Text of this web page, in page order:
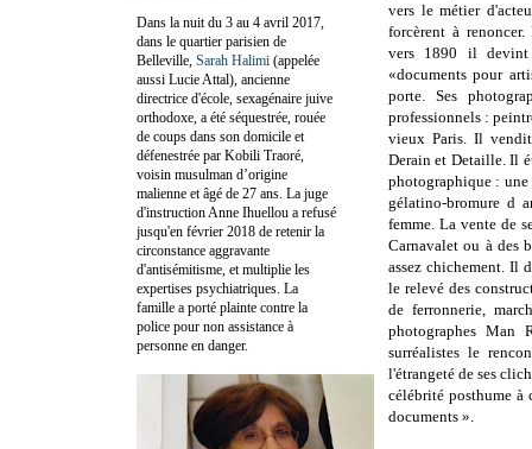
vers le métier
forcèrent à
vers 1890 il devint
«documents pour
porte. Ses
professionnels :
vieux Paris. Il
Derain et Detaille. Il
photographique : une
gélatino-bromure d
femme. La vente de
Carnavalet ou à des
assez chichement. Il
le relevé des
de ferronnerie,
photographes Man
surréalistes le
l'étrangeté de ses
célébrité posthume à
documents ».
Dans la nuit du 3 au 4 avril 2017,
dans le quartier parisien de
Belleville, Sarah Halimi (appelée
aussi Lucie Attal), ancienne
directrice d'école, sexagénaire juive
orthodoxe, a été séquestrée, rouée
de coups dans son domicile et
défenestrée par Kobili Traoré,
voisin musulman d’origine
malienne et âgé de 27 ans. La juge
d'instruction Anne Ihuellou a refusé
jusqu'en février 2018 de retenir la
circonstance aggravante
d'antisémitisme, et multiplie les
expertises psychiatriques. La
famille a porté plainte contre la
police pour non assistance à
personne en danger.